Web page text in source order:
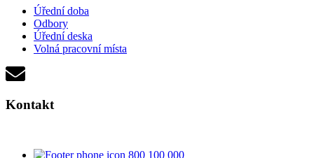
Úřední doba
Odbory
Úřední deska
Volná pracovní místa
Kontakt
800 100 000